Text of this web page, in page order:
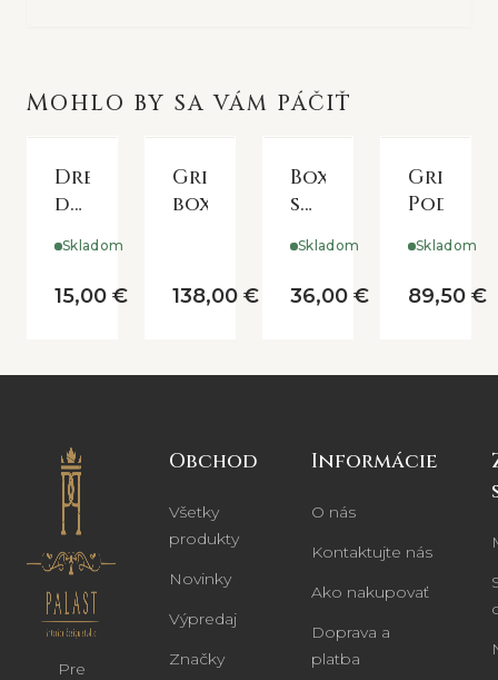
MOHLO BY SA VÁM PÁČIŤ
Drevená
debnička
brick
white
Skladom
15,00 €
Grimaud
box
138,00 €
Box
s
Skladom
36,00 €
Podnos
Skladom
89,50 €
Pre
Obchod
Všetky
produkty
Novinky
Výpredaj
Značky
Informácie
O nás
Kontaktujte nás
Ako nakupovať
Doprava a
platba